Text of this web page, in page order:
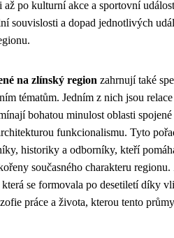
po kulturní akce a sportovní
souvislosti a dopad jednotlivých
na zlínský region zahrnují také
tématům. Jedním z nich jsou
bohatou minulost oblasti spojené
funkcionalismu. Tyto
historiky a odborníky, kteří
současného charakteru
se formovala po desetiletí díky
práce a života, kterou tento